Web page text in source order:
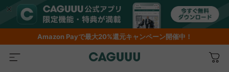
AmazonPayで最大20%還元キャンペーン開催中！